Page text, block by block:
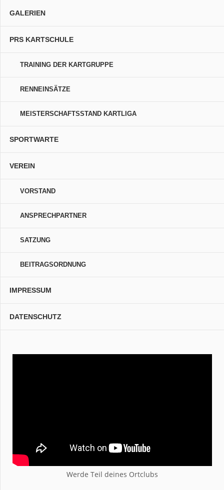
GALERIEN
PRS KARTSCHULE
TRAINING DER KARTGRUPPE
RENNEINSÄTZE
MEISTERSCHAFTSSTAND KARTLIGA
SPORTWARTE
VEREIN
VORSTAND
ANSPRECHPARTNER
SATZUNG
BEITRAGSORDNUNG
IMPRESSUM
DATENSCHUTZ
Werde Teil deines Ortclubs